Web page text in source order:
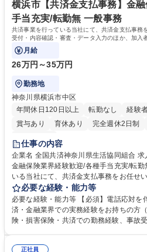
リモート等相談可
自社工場と海外拠点の強固な連携による
みです。 学歴・資格 学歴：大学院 大
横浜市【共済金支払事務】金
手当充実/転勤無 一般事務
共済事業を行っている当社にて、共済金支払事務
受付・内容確認・審査・データ入力のほか、加入
対応や書類発送等を担当します。
月給
26万円～35万円
勤務地
神奈川県横浜市中区
年間休日120日以上
転勤なし 経験
賞与あり
育休あり 完全週休2日制
土日祝休み
仕事の内容
企業名 全国共済神奈川県生活協同組合 求人名 横浜市【共済金支払事務】
金融保険業界経験歓迎/各種手当充実/転勤無 仕事の内容 共済事業を行
いる当社にて、共済金支払事務をお任せ
付・内容確認・審査・データ入力のほか
い合わせ電話対応や書類発送等を担当します。 ■共済金請求書
内容確認、および共済金支払に関する審
用システムへのデータ入力、各種必要書
指定する業務 募集職種 横浜市【共済金支払事務】金融保険業界経験歓迎/
必要な経験・能力等
必要な経験・能力等 【必須】電話応対を
済・金融業界での実務経験をお持ちの方
険・損害保険・共済での勤務経験、事故
正社員